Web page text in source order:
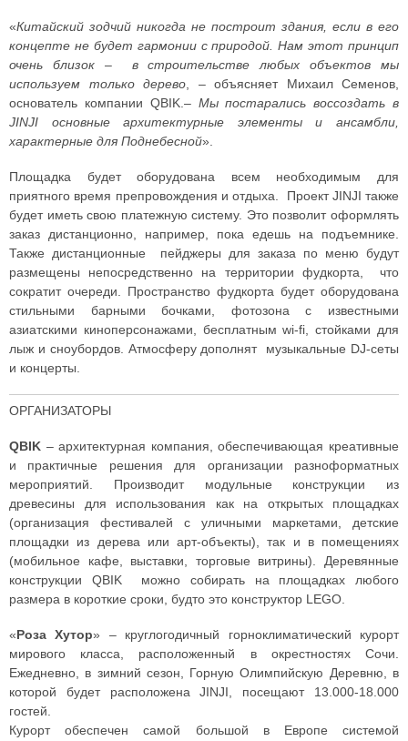
«Китайский зодчий никогда не построит здания, если в его
концепте не будет гармонии с природой. Нам этот принцип
очень близок – в строительстве любых объектов мы
используем только дерево , – объясняет Михаил Семенов,
основатель компании QBIK.– Мы постарались воссоздать в
JINJI основные архитектурные элементы и ансамбли,
характерные для Поднебесной».
Площадка будет оборудована всем необходимым для
приятного время препровождения и отдыха. Проект JINJI также
будет иметь свою платежную систему. Это позволит оформлять
заказ дистанционно, например, пока едешь на подъемнике.
Также дистанционные пейджеры для заказа по меню будут
размещены непосредственно на территории фудкорта, что
сократит очереди. Пространство фудкорта будет оборудована
стильными барными бочками, фотозона с известными
азиатскими киноперсонажами, бесплатным wi-fi, стойками для
лыж и сноубордов. Атмосферу дополнят музыкальные DJ-сеты
и концерты.
ОРГАНИЗАТОРЫ
QBIK – архитектурная компания, обеспечивающая креативные
и практичные решения для организации разноформатных
мероприятий. Производит модульные конструкции из
древесины для использования как на открытых площадках
(организация фестивалей с уличными маркетами, детские
площадки из дерева или арт-объекты), так и в помещениях
(мобильное кафе, выставки, торговые витрины). Деревянные
конструкции QBIK можно собирать на площадках любого
размера в короткие сроки, будто это конструктор LEGO.
«Роза Хутор» – круглогодичный горноклиматический курорт
мирового класса, расположенный в окрестностях Сочи.
Ежедневно, в зимний сезон, Горную Олимпийскую Деревню, в
которой будет расположена JINJI, посещают 13.000-18.000
гостей.
Курорт обеспечен самой большой в Европе системой